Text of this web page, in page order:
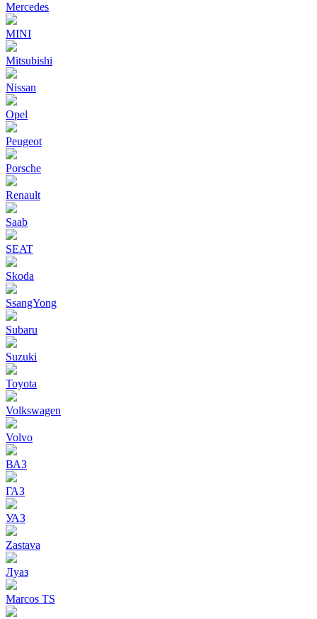
Mercedes
MINI
Mitsubishi
Nissan
Opel
Peugeot
Porsche
Renault
Saab
SEAT
Skoda
SsangYong
Subaru
Suzuki
Toyota
Volkswagen
Volvo
ВАЗ
ГАЗ
УАЗ
Zastava
Луаз
Marcos TS